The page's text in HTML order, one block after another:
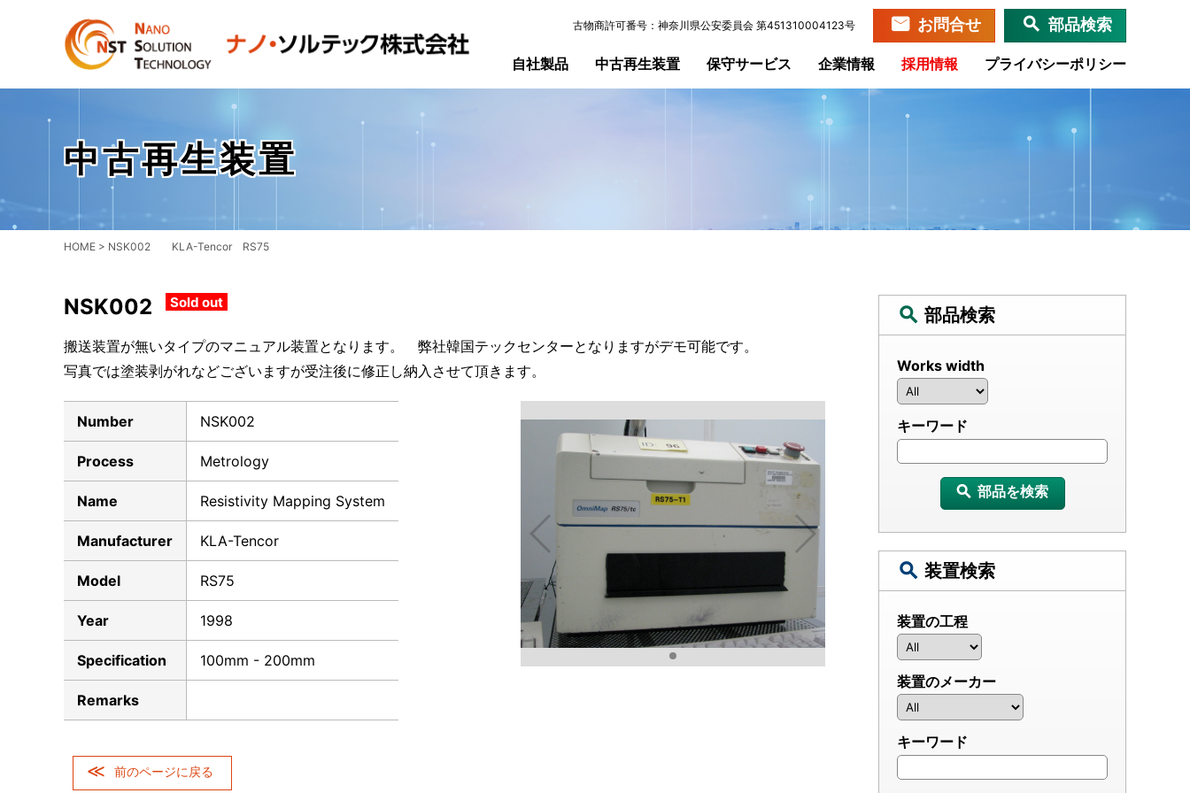
古物商許可番号：神奈川県公安委員会 第451310004123号 お問合せ 部品検索
自社製品 中古再生装置 保守サービス 企業情報 採用情報 プライバシーポリシー
中古再生装置
HOME > NSK002 KLA-Tencor RS75
NSK002 Sold out
搬送装置が無いタイプのマニュアル装置となります。 弊社韓国テックセンターとなりますがデモ可能です。
写真では塗装剥がれなどございますが受注後に修正し納入させて頂きます。
Number NSK002
Process Metrology
Name Resistivity Mapping System
Manufacturer KLA-Tencor
Model RS75
Year 1998
Specification 100mm - 200mm
Remarks
前のページに戻る
部品検索
Works width
キーワード
部品を検索
装置検索
装置の工程
装置のメーカー
キーワード